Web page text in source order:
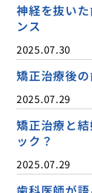
神経を抜い
ンス
2025.07.30
矯正治療後
2025.07.29
矯正治療と
ック？
2025.07.29